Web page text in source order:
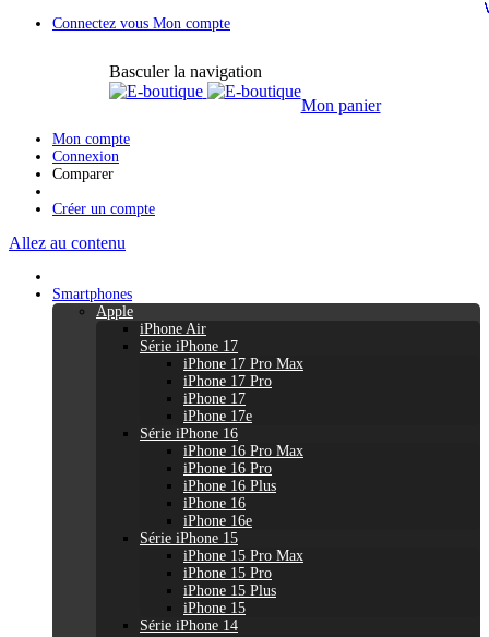
Connectez vous Mon compte
Basculer la navigation
Mon panier
Mon compte
Connexion
Comparer
Créer un compte
Allez au contenu
Smartphones
Apple
iPhone Air
Série iPhone 17
iPhone 17 Pro Max
iPhone 17 Pro
iPhone 17
iPhone 17e
Série iPhone 16
iPhone 16 Pro Max
iPhone 16 Pro
iPhone 16 Plus
iPhone 16
iPhone 16e
Série iPhone 15
iPhone 15 Pro Max
iPhone 15 Pro
iPhone 15 Plus
iPhone 15
Série iPhone 14